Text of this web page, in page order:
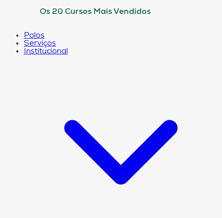
Os 20 Cursos Mais Vendidos
Polos
Serviços
Institucional